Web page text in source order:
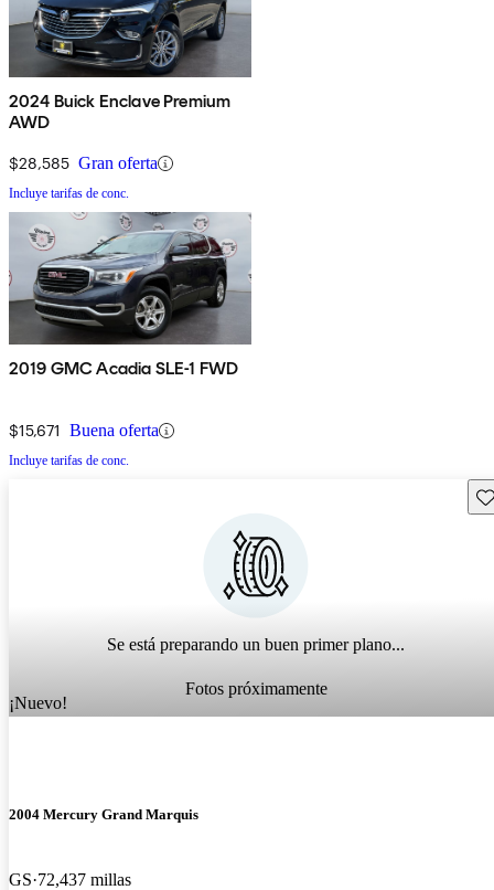
2024 Buick Enclave Premium
AWD
$28,585 Gran oferta
Incluye tarifas de conc.
2019 GMC Acadia SLE-1 FWD
$15,671 Buena oferta
Incluye tarifas de conc.
Se está preparando un buen primer plano...
Fotos próximamente
¡Nuevo!
2004 Mercury Grand Marquis
GS 72,437 millas